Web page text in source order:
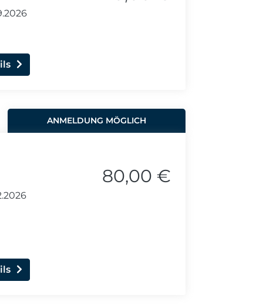
ANMELDUNG MÖGLICH
80,00 €